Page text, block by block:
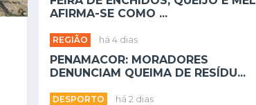
AFIRMA-SE COMO ...
REGIÃO há 4 dias
PENAMACOR: MORADORES
DENUNCIAM QUEIMA DE RESÍDU...
DESPORTO há 2 dias